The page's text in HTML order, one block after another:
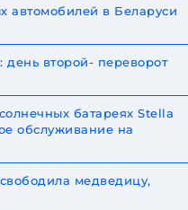
в Беларуси
день второй- переворот
батареях Stella
обслуживание на
медведицу,